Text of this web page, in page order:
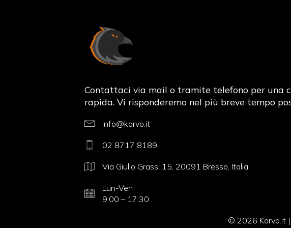
Contattaci via mail o tramite telefono per una
rapida. Vi risponderemo nel più breve tempo
info@korvo.it
02 8717 8189
Via Giulio Grassi 15, 20091 Bresso, Italia
Lun-Ven
9:00 – 17:30
© 2026 Korvo.it